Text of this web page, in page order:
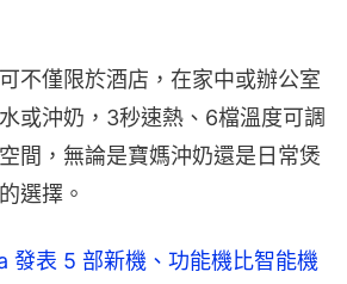
不僅限於酒店，在家中或辦公室
或沖奶，3秒速熱、6檔溫度可調
間，無論是寶媽沖奶還是日常煲
選擇。
發表 5 部新機、功能機比智能機